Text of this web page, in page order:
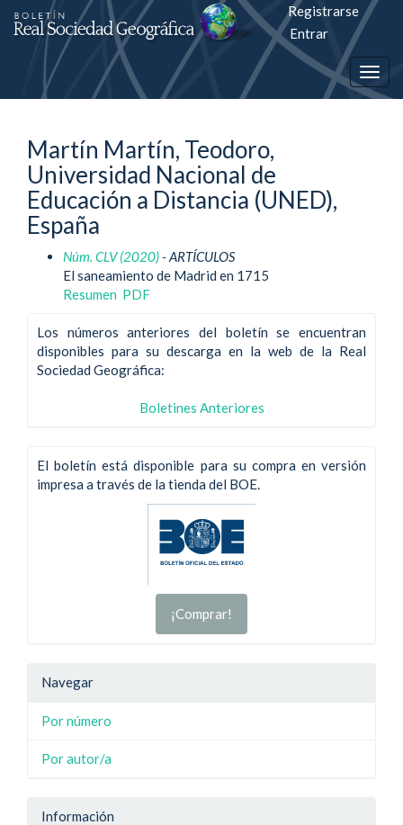
Salto
rápiso
a
página
contenido
Navegación
principal
Contenido
Barra
lateral
Registrarse
Entrar
Martín Martín, Teodoro,
Universidad Nacional de
Educación a Distancia (UNED),
España
Núm. CLV (2020)- ARTÍCULOS
El saneamiento de Madrid en 1715
Resumen PDF
Los números anteriores del boletín se encuentran
disponibles para su descarga en la web de la Real
Sociedad Geográfica:
Boletines Anteriores
El boletín está disponible para su compra en versión
impresa a través de la tienda del BOE.
¡Comprar!
Navegar
Por número
Por autor/a
Información